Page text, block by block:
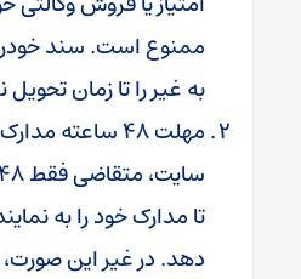
ممنوع است. سند
به غیر را تا زمان
مهلت 48 ساعته
تا مدارک خود را به
دهد. در غیر این